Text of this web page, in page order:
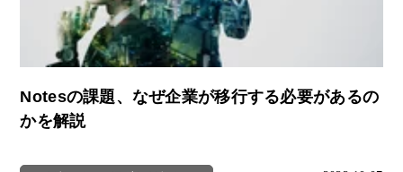
Notesの課題、なぜ企業が移行する必要があるの
かを解説